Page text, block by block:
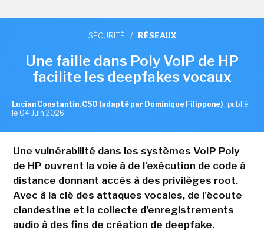
SÉCURITÉ / RÉSEAUX
Une faille dans Poly VoIP de HP
facilite les deepfakes vocaux
Lucian Constantin, CSO (adapté par Dominique Filippone) , publié
le 04 Juin 2026
Une vulnérabilité dans les systèmes VoIP Poly
de HP ouvrent la voie à de l'exécution de code à
distance donnant accès à des privilèges root.
Avec à la clé des attaques vocales, de l'écoute
clandestine et la collecte d'enregistrements
audio à des fins de création de deepfake.